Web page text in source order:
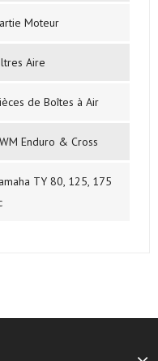
Moteur
Aire
de Boîtes à Air
Enduro & Cross
TY 80, 125, 175